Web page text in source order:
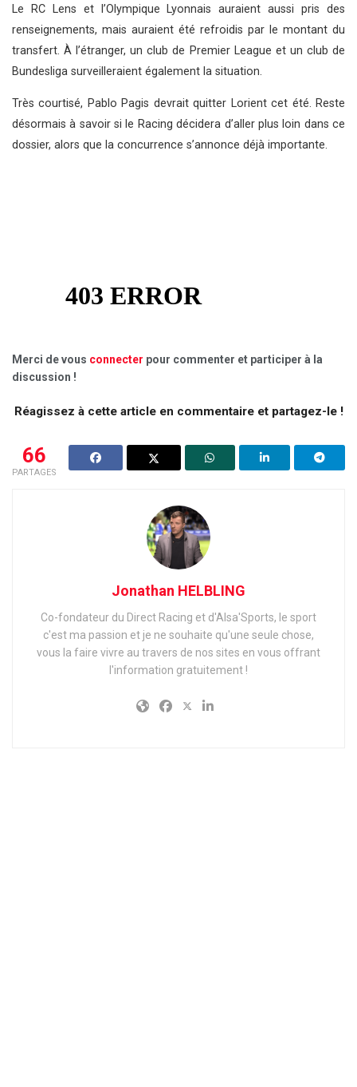
Le RC Lens et l’Olympique Lyonnais auraient aussi pris des
renseignements, mais auraient été refroidis par le montant du
transfert. À l’étranger, un club de Premier League et un club de
Bundesliga surveilleraient également la situation.
Très courtisé, Pablo Pagis devrait quitter Lorient cet été. Reste
désormais à savoir si le Racing décidera d’aller plus loin dans ce
dossier, alors que la concurrence s’annonce déjà importante.
Merci de vous connecter pour commenter et participer à la
discussion !
Réagissez à cette article en commentaire et partagez-le !
66
PARTAGES
Jonathan HELBLING
Co-fondateur du Direct Racing et d'Alsa'Sports, le sport
c'est ma passion et je ne souhaite qu'une seule chose,
vous la faire vivre au travers de nos sites en vous offrant
l'information gratuitement !